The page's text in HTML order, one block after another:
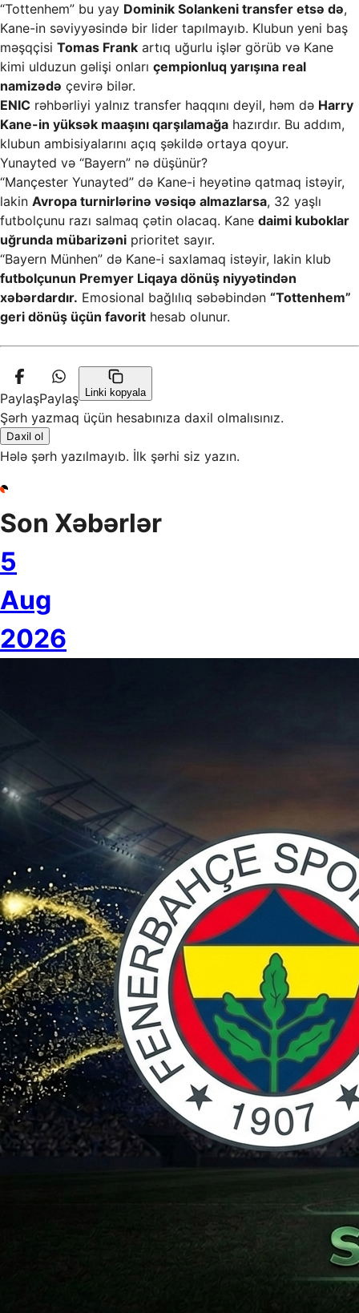
“Tottenhem” bu yay Dominik Solankeni transfer etsə də,
Kane-in səviyyəsində bir lider tapılmayıb. Klubun yeni baş
məşqçisi Tomas Frank artıq uğurlu işlər görüb və Kane
kimi ulduzun gəlişi onları çempionluq yarışına real
namizədə çevirə bilər.
ENIC rəhbərliyi yalnız transfer haqqını deyil, həm də Harry
Kane-in yüksək maaşını qarşılamağa hazırdır. Bu addım,
klubun ambisiyalarını açıq şəkildə ortaya qoyur.
Yunayted və “Bayern” nə düşünür?
“Mançester Yunayted” də Kane-i heyətinə qatmaq istəyir,
lakin Avropa turnirlərinə vəsiqə almazlarsa, 32 yaşlı
futbolçunu razı salmaq çətin olacaq. Kane daimi kuboklar
uğrunda mübarizəni prioritet sayır.
“Bayern Münhen” də Kane-i saxlamaq istəyir, lakin klub
futbolçunun Premyer Liqaya dönüş niyyətindən
xəbərdardır. Emosional bağlılıq səbəbindən “Tottenhem”
geri dönüş üçün favorit hesab olunur.
PaylaşPaylaş Linki kopyala
Şərh yazmaq üçün hesabınıza daxil olmalısınız.
Daxil ol
Hələ şərh yazılmayıb. İlk şərhi siz yazın.
Son Xəbərlər
5
Aug
2026